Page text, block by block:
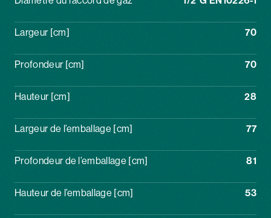
Largeur [cm] 70
Profondeur [cm] 70
Hauteur [cm] 28
Largeur de l’emballage [cm] 77
Profondeur de l’emballage [cm] 81
Hauteur de l’emballage [cm] 53